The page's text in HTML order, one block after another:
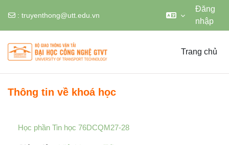
: truyenthong@utt.edu.vn
Đăng
nhập
Trang chủ
Thông tin về khoá học
Học phần Tin học 76DCQM27-28